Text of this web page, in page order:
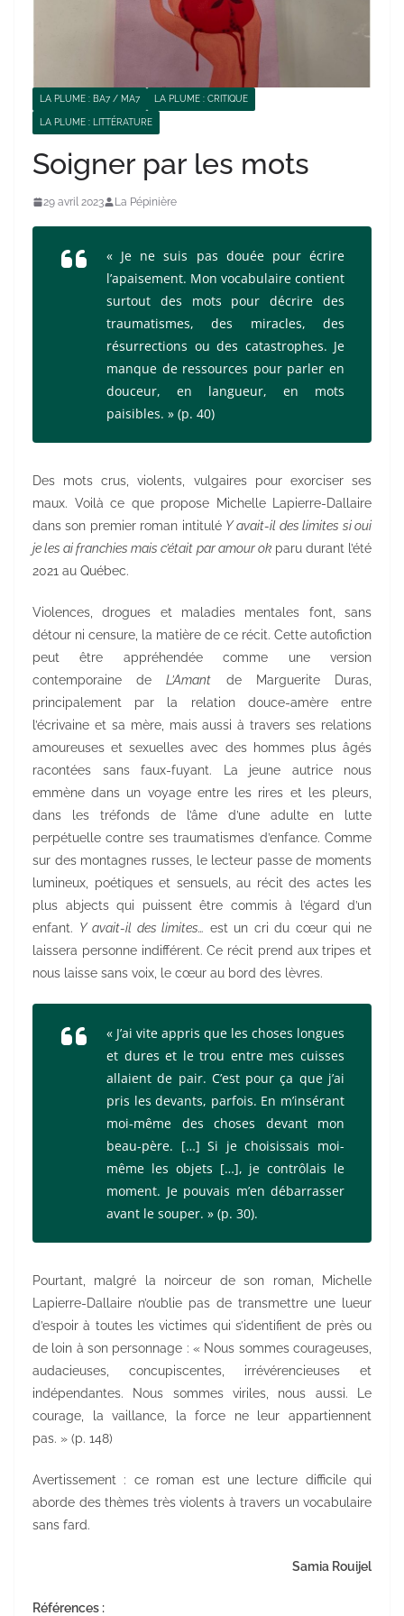
LA PLUME : BA7 / MA7 LA PLUME : CRITIQUE
LA PLUME : LITTÉRATURE
Soigner par les mots
29 avril 2023 La Pépinière
« Je ne suis pas douée pour écrire
l’apaisement. Mon vocabulaire contient
surtout des mots pour décrire des
traumatismes, des miracles, des
résurrections ou des catastrophes. Je
manque de ressources pour parler en
douceur, en langueur, en mots
paisibles. » (p. 40)
Des mots crus, violents, vulgaires pour exorciser ses
maux. Voilà ce que propose Michelle Lapierre-Dallaire
dans son premier roman intitulé Y avait-il des limites si oui
je les ai franchies mais c’était par amour ok paru durant l’été
2021 au Québec.
Violences, drogues et maladies mentales font, sans
détour ni censure, la matière de ce récit. Cette autofiction
peut être appréhendée comme une version
contemporaine deL’Amant de Marguerite Duras,
principalement par la relation douce-amère entre
l’écrivaine et sa mère, mais aussi à travers ses relations
amoureuses et sexuelles avec des hommes plus âgés
racontées sans faux-fuyant. La jeune autrice nous
emmène dans un voyage entre les rires et les pleurs,
dans les tréfonds de l’âme d’une adulte en lutte
perpétuelle contre ses traumatismes d’enfance. Comme
sur des montagnes russes, le lecteur passe de moments
lumineux, poétiques et sensuels, au récit des actes les
plus abjects qui puissent être commis à l’égard d’un
enfant. Y avait-il des limites… est un cri du cœur qui ne
laissera personne indifférent. Ce récit prend aux tripes et
nous laisse sans voix, le cœur au bord des lèvres.
« J’ai vite appris que les choses longues
et dures et le trou entre mes cuisses
allaient de pair. C’est pour ça que j’ai
pris les devants, parfois. En m’insérant
moi-même des choses devant mon
beau-père. […] Si je choisissais moi-
même les objets […], je contrôlais le
moment. Je pouvais m’en débarrasser
avant le souper. » (p. 30).
Pourtant, malgré la noirceur de son roman, Michelle
Lapierre-Dallaire n’oublie pas de transmettre une lueur
d’espoir à toutes les victimes qui s’identifient de près ou
de loin à son personnage : « Nous sommes courageuses,
audacieuses, concupiscentes, irrévérencieuses et
indépendantes. Nous sommes viriles, nous aussi. Le
courage, la vaillance, la force ne leur appartiennent
pas. » (p. 148)
Avertissement : ce roman est une lecture difficile qui
aborde des thèmes très violents à travers un vocabulaire
sans fard.
Samia Rouijel
Références :